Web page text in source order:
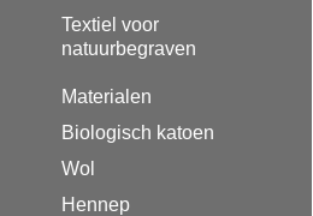
Textiel voor
natuurbegraven
Materialen
Biologisch katoen
Wol
Hennep